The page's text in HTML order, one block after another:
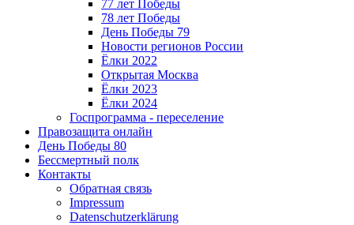
77 лет Победы
78 лет Победы
День Победы 79
Новости регионов России
Ёлки 2022
Открытая Москва
Ёлки 2023
Ёлки 2024
Госпрограмма - переселение
Правозащита онлайн
День Победы 80
Бессмертный полк
Контакты
Обратная связь
Impressum
Datenschutzerklärung